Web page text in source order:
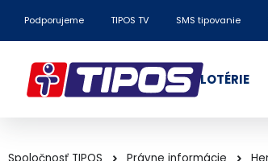
Podporujeme TIPOS TV SMS tipovanie
LOTÉRIE